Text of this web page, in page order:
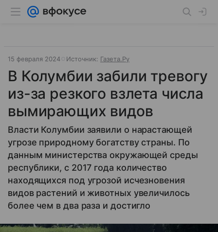
15 февраля 2024 Источник: Газета.Ру
В Колумбии забили тревогу
из-за резкого взлета числа
вымирающих видов
Власти Колумбии заявили о нарастающей
угрозе природному богатству страны. По
данным министерства окружающей среды
республики, с 2017 года количество
находящихся под угрозой исчезновения
видов растений и животных увеличилось
более чем в два раза и достигло